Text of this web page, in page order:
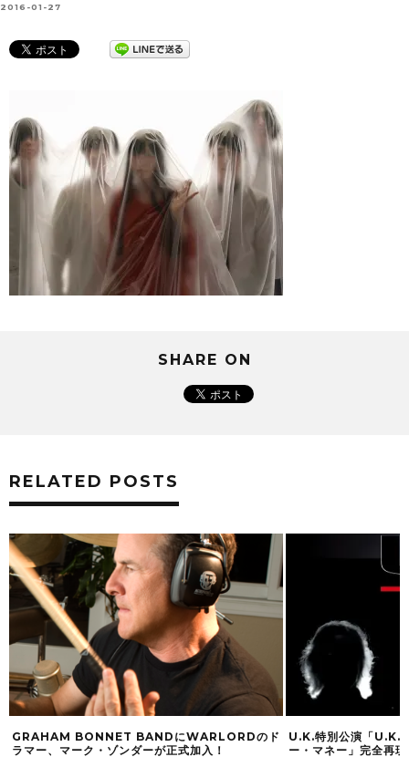
2016-01-27
SHARE ON
RELATED POSTS
GRAHAM BONNET BANDにWARLORDのド
ラマー、マーク・ゾンダーが正式加入！
U.K.特別公演「U.K.(
ー・マネー」完全再